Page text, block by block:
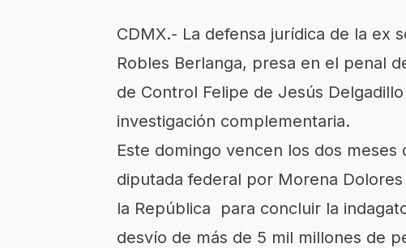
CDMX.- La defensa jurídica de la ex
Robles Berlanga, presa en el penal
de Control Felipe de Jesús
investigación complementaria.
Este domingo vencen los dos
diputada federal por Morena
la República para concluir la
desvío de más de 5 mil millones de